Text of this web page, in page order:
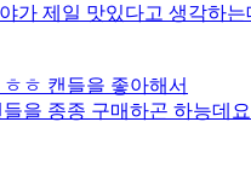
가 제일 맛있다고 생각하
ㅎ 캔들을 좋아해서
을 종종 구매하곤 하능데